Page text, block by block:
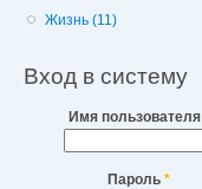
Жизнь (11)
Вход в систему
Имя пользователя
Пароль *